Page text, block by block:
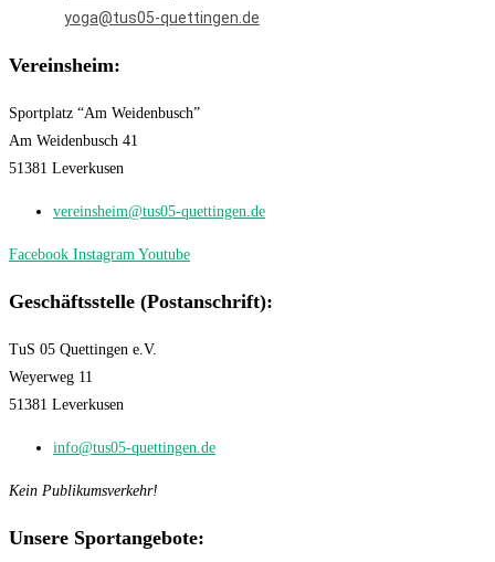
yoga@tus05-quettingen.de
Vereinsheim:
Sportplatz “Am Weidenbusch”
Am Weidenbusch 41
51381 Leverkusen
vereinsheim@tus05-quettingen.de
Facebook Instagram Youtube
Geschäftsstelle (Postanschrift):
TuS 05 Quettingen e.V.
Weyerweg 11
51381 Leverkusen
info@tus05-quettingen.de
Kein Publikumsverkehr!
Unsere Sportangebote: